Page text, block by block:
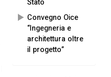
Stato
Convegno Oice
“Ingegneria e
architettura oltre
il progetto”